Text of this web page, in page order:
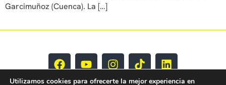
Garcimuñoz (Cuenca). La […]
Utilizamos cookies para ofrecerte la mejor experiencia en